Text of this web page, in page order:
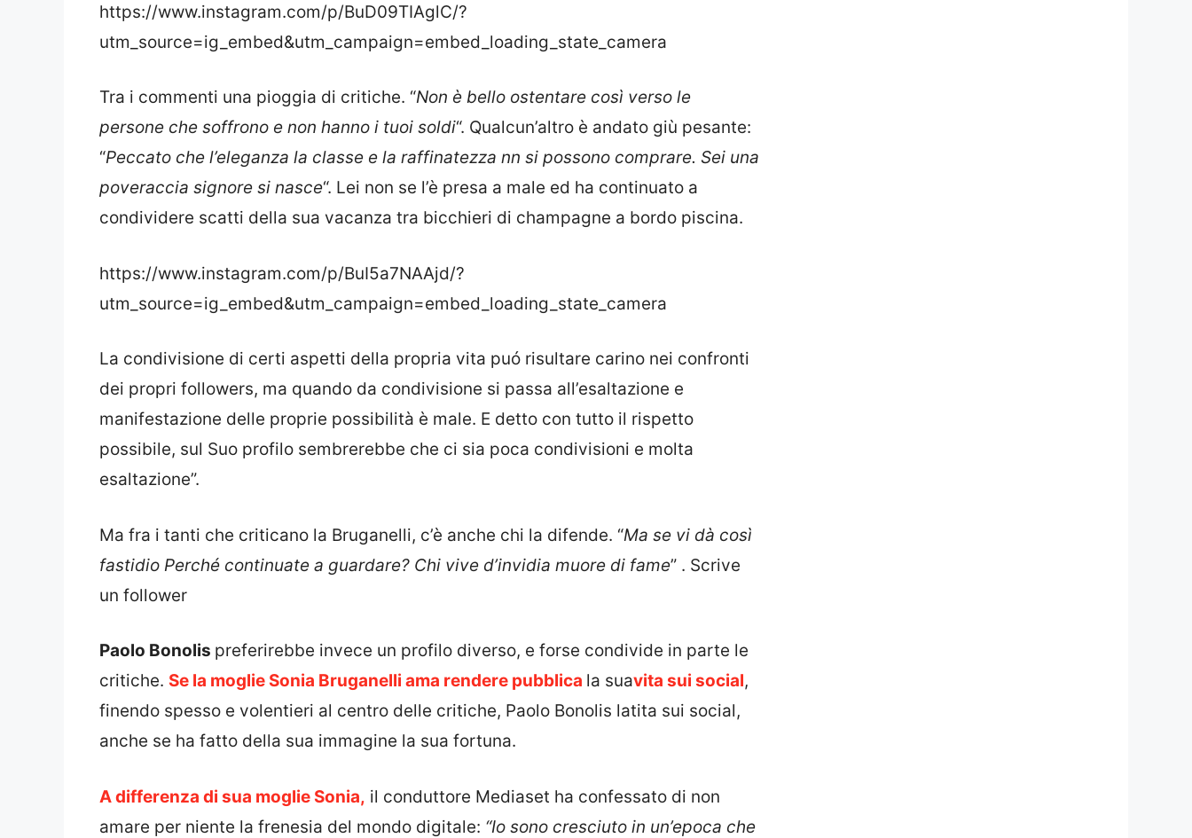
https://www.instagram.com/p/BuD09TIAglC/?
utm_source=ig_embed&utm_campaign=embed_loading_state_camera
Tra i commenti una pioggia di critiche. “Non è bello ostentare così verso le
persone che soffrono e non hanno i tuoi soldi“. Qualcun’altro è andato giù pesante:
“Peccato che l’eleganza la classe e la raffinatezza nn si possono comprare. Sei una
poveraccia signore si nasce“. Lei non se l’è presa a male ed ha continuato a
condividere scatti della sua vacanza tra bicchieri di champagne a bordo piscina.
https://www.instagram.com/p/BuI5a7NAAjd/?
utm_source=ig_embed&utm_campaign=embed_loading_state_camera
La condivisione di certi aspetti della propria vita puó risultare carino nei confronti
dei propri followers, ma quando da condivisione si passa all’esaltazione e
manifestazione delle proprie possibilità è male. E detto con tutto il rispetto
possibile, sul Suo profilo sembrerebbe che ci sia poca condivisioni e molta
esaltazione”.
Ma fra i tanti che criticano la Bruganelli, c’è anche chi la difende. “Ma se vi dà così
fastidio Perché continuate a guardare? Chi vive d’invidia muore di fame” . Scrive
un follower
Paolo Bonolis preferirebbe invece un profilo diverso, e forse condivide in parte le
critiche. Se la moglie Sonia Bruganelli ama rendere pubblica la suavita sui social,
finendo spesso e volentieri al centro delle critiche, Paolo Bonolis latita sui social,
anche se ha fatto della sua immagine la sua fortuna.
A differenza di sua moglie Sonia, il conduttore Mediaset ha confessato di non
amare per niente la frenesia del mondo digitale: “Io sono cresciuto in un’epoca che